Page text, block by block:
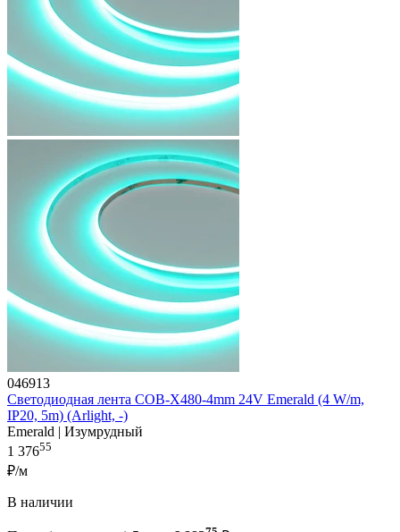
046913
Светодиодная лента COB-X480-4mm 24V Emerald (4 W/m,
IP20, 5m) (Arlight, -)
Emerald | Изумрудный
1 37655
₽/м
В наличии